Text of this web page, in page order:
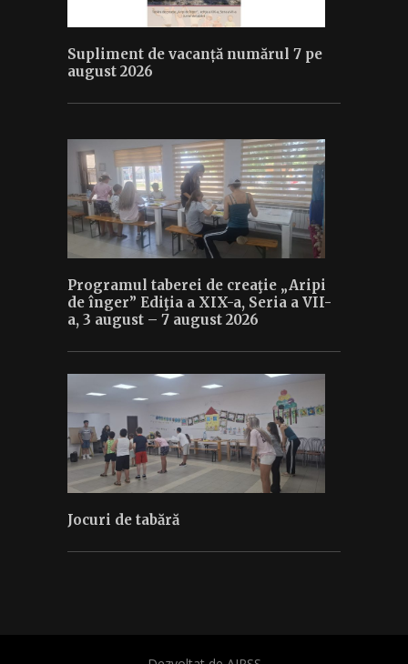
Supliment de vacanță numărul 7 pe
august 2026
Programul taberei de creaţie „Aripi
de înger” Ediţia a XIX-a, Seria a VII-
a, 3 august – 7 august 2026
Jocuri de tabără